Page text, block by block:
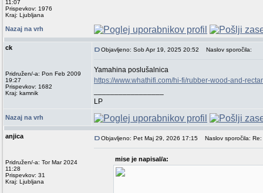
11:07
Prispevkov: 1976
Kraj: Ljubljana
Nazaj na vrh
ck
Pridružen/-a: Pon Feb 2009
19:27
Prispevkov: 1682
Kraj: kamnik
Objavljeno: Sob Apr 19, 2025 20:52 Naslov sporočila:
Yamahina poslušalnica
https://www.whathifi.com/hi-fi/rubber-wood-and-
LP
Nazaj na vrh
anjica
Pridružen/-a: Tor Mar 2024
11:28
Prispevkov: 31
Kraj: Ljubljana
Objavljeno: Pet Maj 29, 2026 17:15 Naslov sporočila:
mise je napisal/a: